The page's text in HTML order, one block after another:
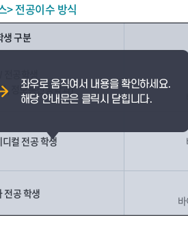
> 전공이수 방식
생 구분
, 정보통신공학과)
컬 전공 학생
전공 학생